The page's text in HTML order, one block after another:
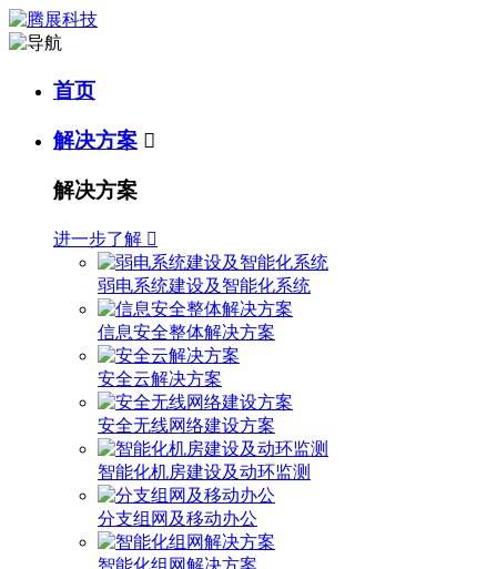
首页
解决方案 
解决方案
进一步了解 
弱电系统建设及智能化系统
信息安全整体解决方案
安全云解决方案
安全无线网络建设方案
智能化机房建设及动环监测
分支组网及移动办公
智能化组网解决方案